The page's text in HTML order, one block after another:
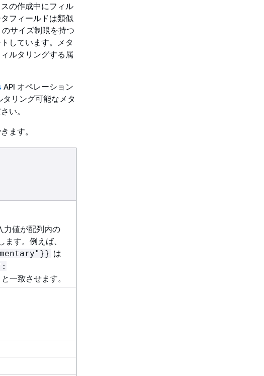
の作成中にフィル
フィールドは類似
サイズ制限を持つ
しています。メタ
ルタリングする属
API オペレーション
リング可能なメタ
い。
ます。
力値が配列内の
す。例えば、
は
と一致させます。